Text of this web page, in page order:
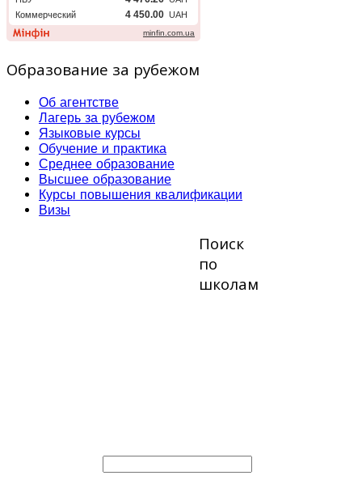
Образование за рубежом
Об агентстве
Лагерь за рубежом
Языковые курсы
Обучение и практика
Среднее образование
Высшее образование
Курсы повышения квалификации
Визы
Поиск
по
школам